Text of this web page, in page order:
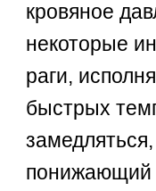
кровяное
некоторые
раги,
быстрых
понижающий